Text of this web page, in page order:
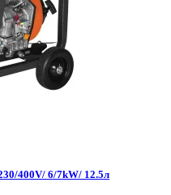
400V/ 6/7kW/ 12.5л